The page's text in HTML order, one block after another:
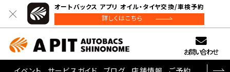
オートバックス アプリ オイル・タイヤ交換/車検予約
詳しくはこちら
お問い合わせ